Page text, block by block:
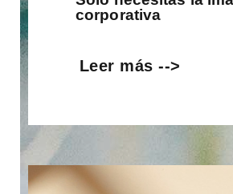
corporativa
Leer más -->